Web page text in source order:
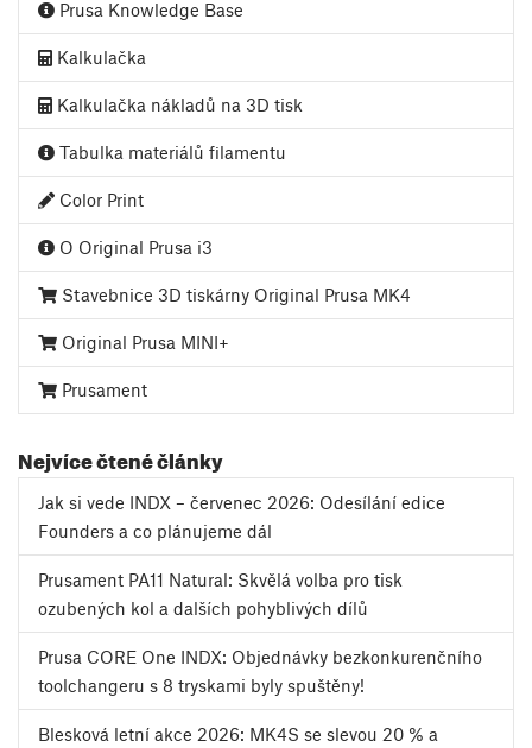
Prusa Knowledge Base
Kalkulačka
Kalkulačka nákladů na 3D tisk
Tabulka materiálů filamentu
Color Print
O Original Prusa i3
Stavebnice 3D tiskárny Original Prusa MK4
Original Prusa MINI+
Prusament
Nejvíce čtené články
Jak si vede INDX – červenec 2026: Odesílání edice
Founders a co plánujeme dál
Prusament PA11 Natural: Skvělá volba pro tisk
ozubených kol a dalších pohyblivých dílů
Prusa CORE One INDX: Objednávky bezkonkurenčního
toolchangeru s 8 tryskami byly spuštěny!
Blesková letní akce 2026: MK4S se slevou 20 % a